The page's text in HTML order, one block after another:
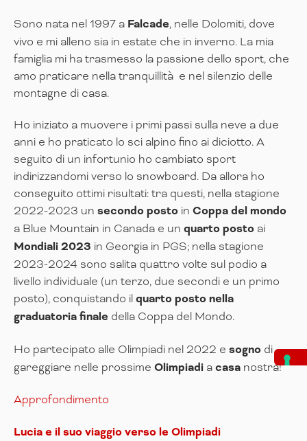
Sono nata nel 1997 a Falcade, nelle Dolomiti, dove
vivo e mi alleno sia in estate che in inverno. La mia
famiglia mi ha trasmesso la passione dello sport, che
amo praticare nella tranquillità e nel silenzio delle
montagne di casa.
Ho iniziato a muovere i primi passi sulla neve a due
anni e ho praticato lo sci alpino fino ai diciotto. A
seguito di un infortunio ho cambiato sport
indirizzandomi verso lo snowboard. Da allora ho
conseguito ottimi risultati: tra questi, nella stagione
2022-2023 un secondo posto in Coppa del mondo
a Blue Mountain in Canada e un quarto posto ai
Mondiali 2023 in Georgia in PGS; nella stagione
2023-2024 sono salita quattro volte sul podio a
livello individuale (un terzo, due secondi e un primo
posto), conquistando ilquarto posto nella
graduatoria finale della Coppa del Mondo.
Ho partecipato alle Olimpiadi nel 2022 e sogno di
gareggiare nelle prossime Olimpiadi acasa nostra!
Approfondimento
Lucia e il suo viaggio verso le Olimpiadi